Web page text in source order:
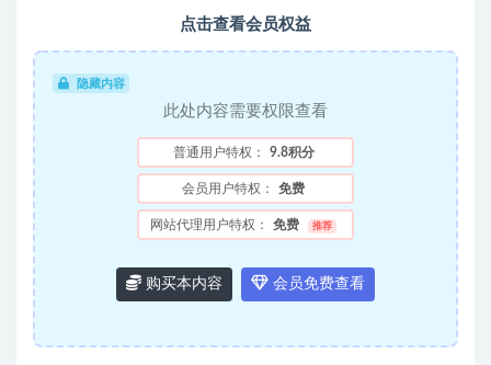
点击查看会员权益
隐藏内容
此处内容需要权限查看
普通用户特权： 9.8积分
会员用户特权： 免费
网站代理用户特权： 免费 推荐
购买本内容 会员免费查看